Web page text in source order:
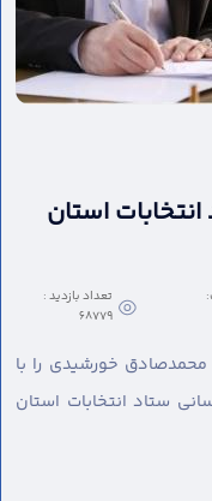
استان
تعداد بازدید :
68779
خورشیدی را با
ستاد انتخابات استان